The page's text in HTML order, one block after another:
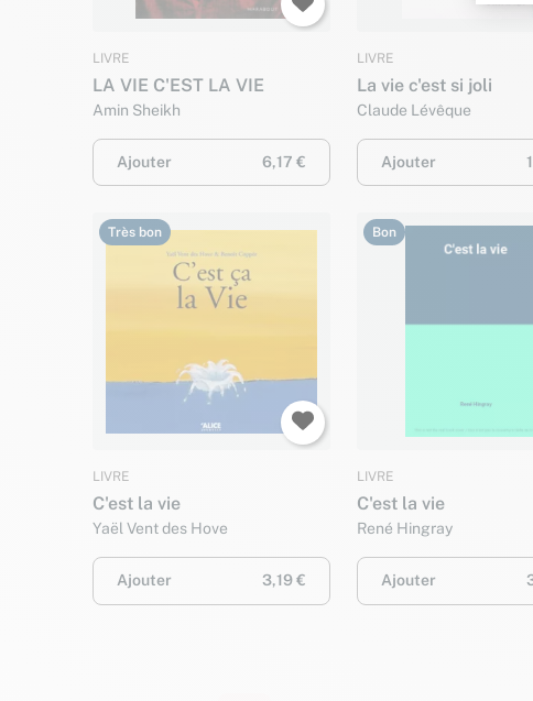
LIVRE
LA VIE C'EST LA VIE
Amin Sheikh
Ajouter 6,17 €
LIVRE
La vie c'est si joli
Claude Lévêque
Ajouter
Très bon
LIVRE
C'est la vie
Yaël Vent des Hove
Ajouter 3,19 €
Bon
LIVRE
C'est la vie
René Hingray
Ajouter